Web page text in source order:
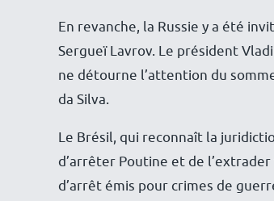
En revanche, la Russie y a été
Sergueï Lavrov. Le président
ne détourne l’attention du
da Silva.
Le Brésil, qui reconnaît la
d’arrêter Poutine et de
d’arrêt émis pour crimes de